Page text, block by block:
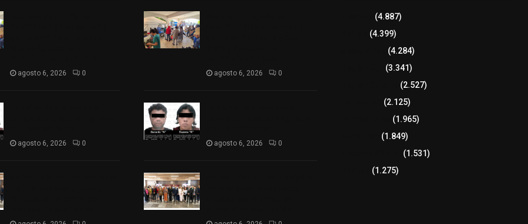
agosto 6, 2026 0
agosto 6, 2026 0
agosto 6, 2026 0
agosto 6, 2026 0
(4.887)
(4.399)
(4.284)
(3.341)
(2.527)
(2.125)
(1.965)
(1.849)
(1.531)
(1.275)